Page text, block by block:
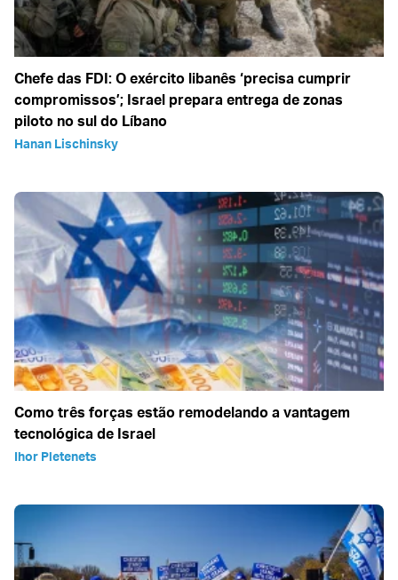
Chefe das FDI: O exército libanês ‘precisa cumprir
compromissos’; Israel prepara entrega de zonas
piloto no sul do Líbano
Hanan Lischinsky
Como três forças estão remodelando a vantagem
tecnológica de Israel
Ihor Pletenets